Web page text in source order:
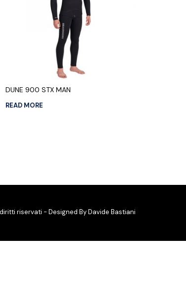
DUNE 900 STX MAN
READ MORE
riservati - Designed By Davide Bastiani